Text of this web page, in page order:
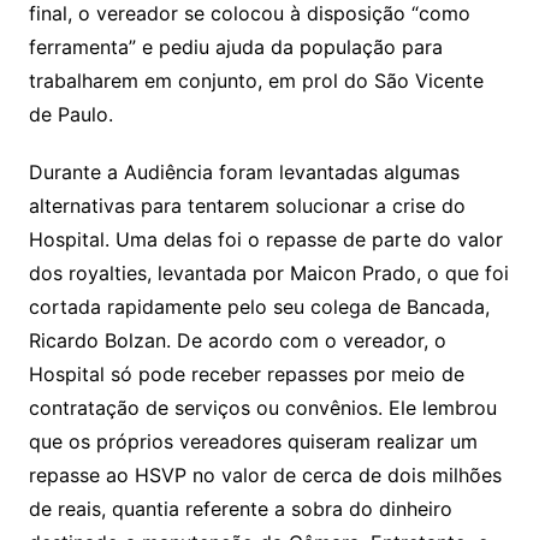
final, o vereador se colocou à disposição “como
ferramenta” e pediu ajuda da população para
trabalharem em conjunto, em prol do São Vicente
de Paulo.
Durante a Audiência foram levantadas algumas
alternativas para tentarem solucionar a crise do
Hospital. Uma delas foi o repasse de parte do valor
dos royalties, levantada por Maicon Prado, o que foi
cortada rapidamente pelo seu colega de Bancada,
Ricardo Bolzan. De acordo com o vereador, o
Hospital só pode receber repasses por meio de
contratação de serviços ou convênios. Ele lembrou
que os próprios vereadores quiseram realizar um
repasse ao HSVP no valor de cerca de dois milhões
de reais, quantia referente a sobra do dinheiro